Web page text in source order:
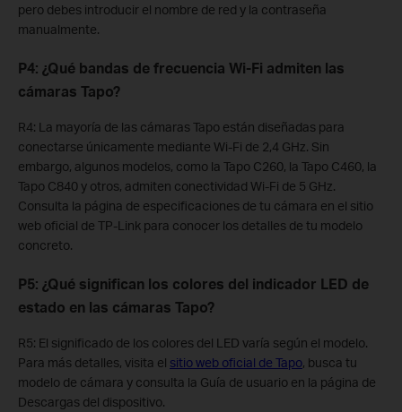
pero debes introducir el nombre de red y la contraseña
manualmente.
P4: ¿Qué bandas de frecuencia Wi-Fi admiten las
cámaras Tapo?
R4: La mayoría de las cámaras Tapo están diseñadas para
conectarse únicamente mediante Wi-Fi de 2,4 GHz. Sin
embargo, algunos modelos, como la Tapo C260, la Tapo C460, la
Tapo C840 y otros, admiten conectividad Wi-Fi de 5 GHz.
Consulta la página de especificaciones de tu cámara en el sitio
web oficial de TP-Link para conocer los detalles de tu modelo
concreto.
P5: ¿Qué significan los colores del indicador LED de
estado en las cámaras Tapo?
R5: El significado de los colores del LED varía según el modelo.
Para más detalles, visita el sitio web oficial de Tapo, busca tu
modelo de cámara y consulta la Guía de usuario en la página de
Descargas del dispositivo.